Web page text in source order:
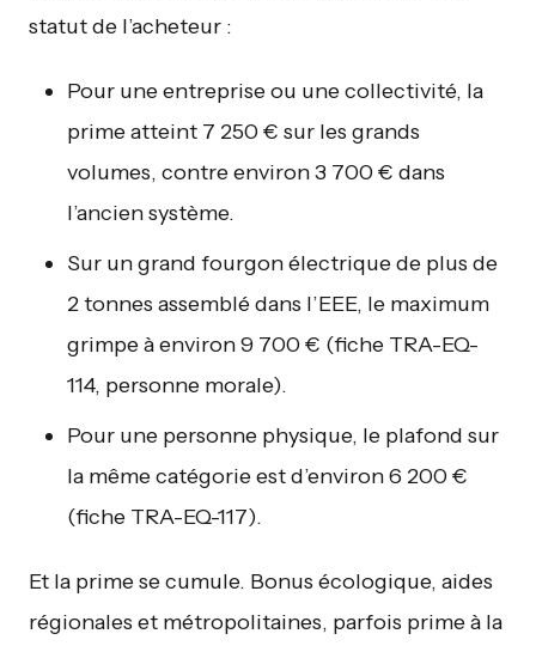
statut de l’acheteur :
Pour une entreprise ou une collectivité, la
prime atteint 7 250 € sur les grands
volumes, contre environ 3 700 € dans
l’ancien système.
Sur un grand fourgon électrique de plus de
2 tonnes assemblé dans l’EEE, le maximum
grimpe à environ 9 700 € (fiche TRA-EQ-
114, personne morale).
Pour une personne physique, le plafond sur
la même catégorie est d’environ 6 200 €
(fiche TRA-EQ-117).
Et la prime se cumule. Bonus écologique, aides
régionales et métropolitaines, parfois prime à la